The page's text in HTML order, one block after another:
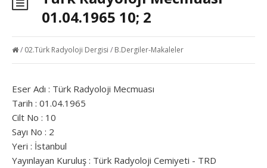
01.04.1965 10; 2
/ 02.Türk Radyoloji Dergisi / B.Dergiler-Makaleler
Eser Adı : Türk Radyoloji Mecmuası
Tarih : 01.04.1965
Cilt No : 10
Sayı No : 2
Yeri : İstanbul
Yayınlayan Kuruluş : Türk Radyoloji Cemiyeti - TRD